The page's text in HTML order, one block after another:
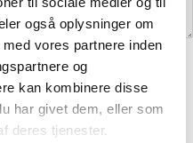
også oplysninger om
vores partnere inden
og
kan kombinere disse
har givet dem, eller som
deres tjenester.